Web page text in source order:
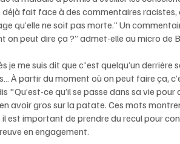
fait face à des commentaires
qu’elle ne soit pas morte.” Un
on peut dire ça ?” admet-elle au micro de
je me suis dit que c'est quelqu’un
À partir du moment où on peut faire ça,
"Qu’est-ce qu’il se passe dans sa vie
avoir gros sur la patate. Ces mots
est important de prendre du recul pour
en engagement.